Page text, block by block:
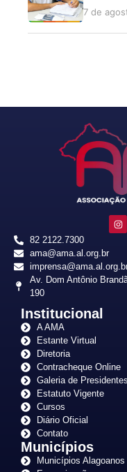
7 de
82 2122.7300
ama@ama.al.org.br
Av. Dom Antônio
190
Institucional
A AMA
Estante Virtual
Diretoria
Contracheque Online
Galeria de Presidentes
Estatuto Vigente
Cursos
Diário Oficial
Contato
Municípios
Municípios Alagoanos